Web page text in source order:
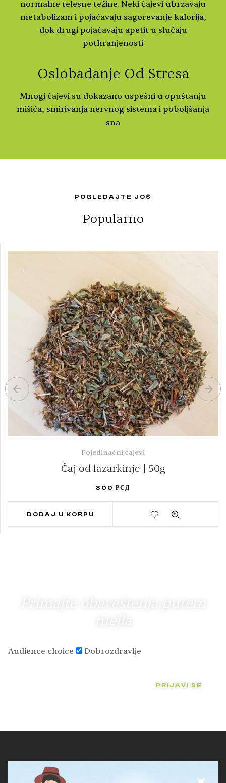
normalne telesne težine. Neki čajevi ubrzavaju
metabolizam i pojačavaju sagorevanje kalorija,
dok drugi pojačavaju apetit u slučaju
pothranjenosti
Oslobađanje Od Stresa
Mnogi čajevi su dokazano uspešni u opuštanju
mišiča, smirivanja nervnog sistema i poboljšanja
sna
POGLEDAJTE JOŠ
Popularno
Pojedinačni čajevi
Čaj od lazarkinje | 50g
300 РСД
DODAJ U KORPU
Audience choice Dobrozdravlje
PRIJAVI SE